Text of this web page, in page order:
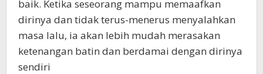
baik. Ketika seseorang mampu memaafkan
dirinya dan tidak terus-menerus menyalahkan
masa lalu, ia akan lebih mudah merasakan
ketenangan batin dan berdamai dengan dirinya
sendiri